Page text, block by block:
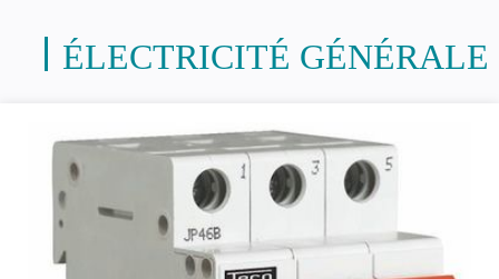
ÉLECTRICITÉ GÉNÉRALE